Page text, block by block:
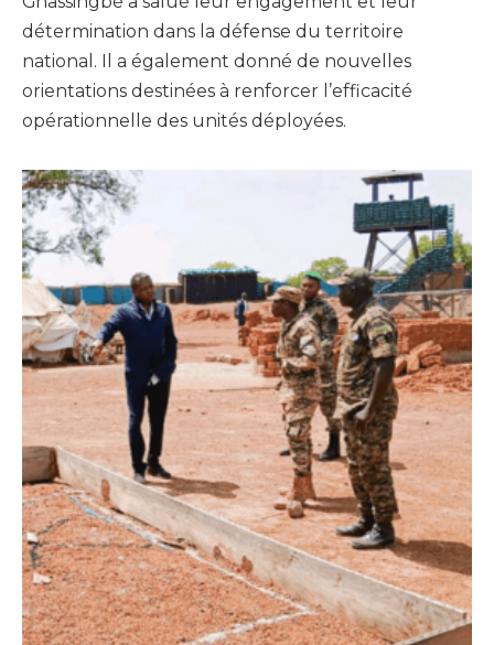
détermination dans la défense du territoire
national. Il a également donné de nouvelles
orientations destinées à renforcer l’efficacité
opérationnelle des unités déployées.